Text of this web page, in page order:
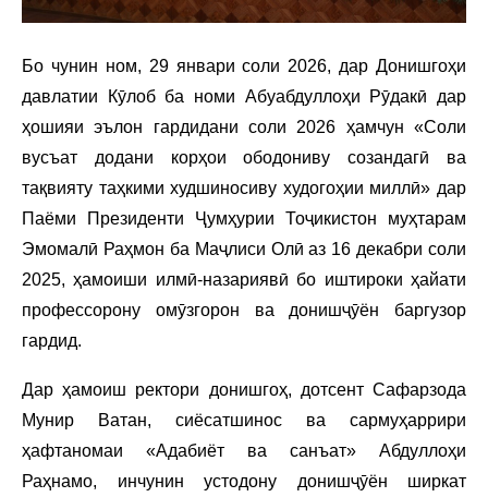
Бо чунин ном, 29 январи соли 2026, дар Донишгоҳи
давлатии Кӯлоб ба номи Абуабдуллоҳи Рӯдакӣ дар
ҳошияи эълон гардидани соли 2026 ҳамчун «Соли
вусъат додани корҳои ободониву созандагӣ ва
тақвияту таҳкими худшиносиву худогоҳии миллӣ» дар
Паёми Президенти Ҷумҳурии Тоҷикистон муҳтарам
Эмомалӣ Раҳмон ба Маҷлиси Олӣ аз 16 декабри соли
2025, ҳамоиши илмӣ-назариявӣ бо иштироки ҳайати
профессорону омӯзгорон ва донишҷӯён баргузор
гардид.
Дар ҳамоиш ректори донишгоҳ, дотсент Сафарзода
Мунир Ватан, сиёсатшинос ва сармуҳаррири
ҳафтаномаи «Адабиёт ва санъат» Абдуллоҳи
Раҳнамо, инчунин устодону донишҷӯён ширкат